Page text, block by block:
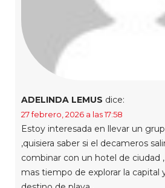
ADELINDA LEMUS dice:
27 febrero, 2026 a las 17:58
Estoy interesada en llevar un
,quisiera saber si el decameros
combinar con un hotel de ciudad
mas tiempo de explorar la capital